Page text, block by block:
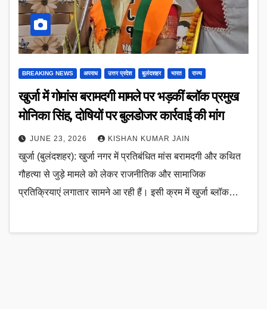
BREAKING NEWS अपराध उत्तर प्रदेश बुलंदशहर भारत राज्य
खुर्जा में गोमांस बरामदगी मामले पर भड़कीं ब्लॉक प्रमुख
मोनिका सिंह, दोषियों पर बुलडोजर कार्रवाई की मांग
JUNE 23, 2026 KISHAN KUMAR JAIN
खुर्जा (बुलंदशहर): खुर्जा नगर में प्रतिबंधित मांस बरामदगी और कथित
गौहत्या से जुड़े मामले को लेकर राजनीतिक और सामाजिक
प्रतिक्रियाएं लगातार सामने आ रही हैं। इसी क्रम में खुर्जा ब्लॉक…